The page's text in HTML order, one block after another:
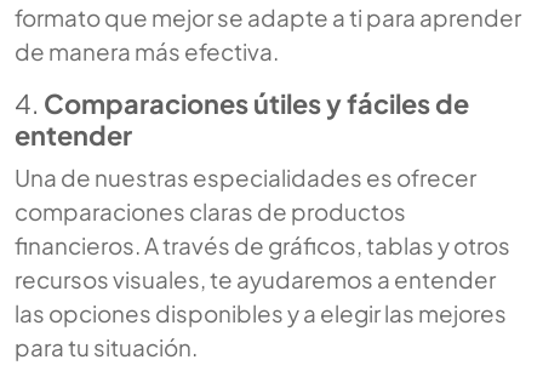
formato que mejor se adapte a ti para aprender
de manera más efectiva.
4. Comparaciones útiles y fáciles de
entender
Una de nuestras especialidades es ofrecer
comparaciones claras de productos
financieros. A través de gráficos, tablas y otros
recursos visuales, te ayudaremos a entender
las opciones disponibles y a elegir las mejores
para tu situación.